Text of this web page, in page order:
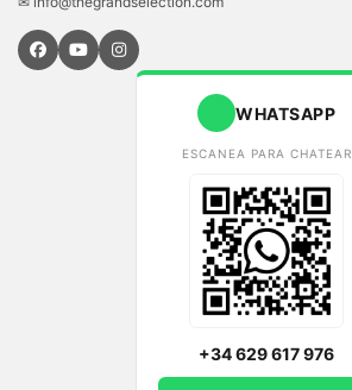
WHATSAPP
ESCANEA PARA CHATEAR
+34 629 617 976